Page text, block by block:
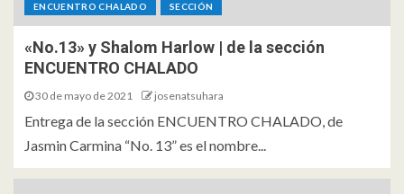
ENCUENTRO CHALADO SECCIÓN
«No.13» y Shalom Harlow | de la sección
ENCUENTRO CHALADO
30 de mayo de 2021 josenatsuhara
Entrega de la sección ENCUENTRO CHALADO, de
Jasmin Carmina “No. 13” es el nombre...